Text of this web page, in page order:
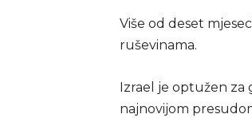
Više od deset
ruševinama.
Izrael je optužen
najnovijom